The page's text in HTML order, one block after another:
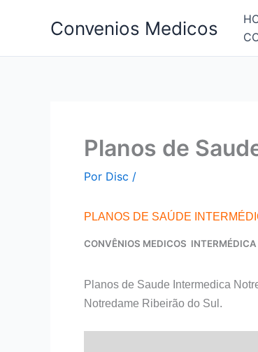
Convenios Medicos
Planos de
Por Disc /
PLANOS DE SAÚDE
CONVÊNIOS MEDICOS
Planos de Saude Intermedica
Notredame Ribeirão do Sul.